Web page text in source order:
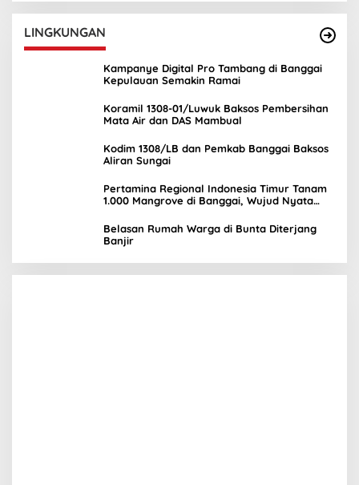
LINGKUNGAN
Kampanye Digital Pro Tambang di Banggai
Kepulauan Semakin Ramai
Koramil 1308-01/Luwuk Baksos Pembersihan
Mata Air dan DAS Mambual
Kodim 1308/LB dan Pemkab Banggai Baksos
Aliran Sungai
Pertamina Regional Indonesia Timur Tanam
1.000 Mangrove di Banggai, Wujud Nyata
Belasan Rumah Warga di Bunta Diterjang
Banjir